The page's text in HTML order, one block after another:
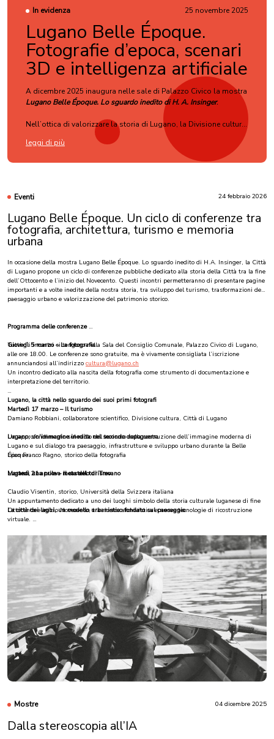
In evidenza 25 novembre 2025
Lugano Belle Époque.
Fotografie d’epoca, scenari
3D e intelligenza artificiale
A dicembre 2025 inaugura nelle sale di Palazzo Civico la mostra
Lugano Belle Époque. Lo sguardo inedito di H. A. Insinger.
Nell’ottica di valorizzare la storia di Lugano, la Divisione cultura
presenta un nuovo allestimento dedicato alle fotografie
realizzate dal turista olandese
Hermann Albrecht Insinger
tra il
1892 e il 1901. Le sue immagini offrono uno sguardo originale
Grazie alla collaborazione con lo
Stadtarchiv di Bielefeld
(Germania), dove sono conservati i negativi originali, la mostra
propone una selezione di circa ottanta fotografie, tra le più
interessanti e rappresentative delle oltre trecento scattate a
Lugano e nei dintorni.
L’esposizione è accompagnata da un ricco catalogo illustrato
pubblicato in coedizione con Fontana Edizioni che
approfondisce il contesto storico e culturale dell’epoca.
possibilità di entrare virtualmente in alcuni spazi del
L’esposizione rappresenta la prima tappa del progettoLugano
Belle Époque, con cui la Divisione cultura intende approfondire e
valorizzare un periodo fondamentale per la storia e l’identità
contribuì a definire l’immagine moderna di Lugano.
leggi di più
Eventi 24 febbraio 2026
Lugano Belle Époque. Un ciclo di conferenze tra
fotografia, architettura, turismo e memoria
urbana
In occasione della mostra Lugano Belle Époque. Lo sguardo inedito di H.A. Insinger, la Città
di Lugano propone un ciclo di conferenze pubbliche dedicato alla storia della Città tra la fine
dell’Ottocento e l’inizio del Novecento. Questi incontri permetteranno di presentare pagine
importanti e a volte inedite della nostra storia, tra sviluppo del turismo, trasformazioni del
paesaggio urbano e valorizzazione del patrimonio storico.
Programma delle conferenze
Tutti gli incontri si tengono nella Sala del Consiglio Comunale, Palazzo Civico di Lugano,
alle ore 18.00. Le conferenze sono gratuite, ma è vivamente consigliata l’iscrizione
annunciandosi all’indirizzo cultura@lugano.ch
Giovedì 5 marzo – La fotografia
Un incontro dedicato alla nascita della fotografia come strumento di documentazione e
interpretazione del territorio.
Lugano, la città nello sguardo dei suoi primi fotografi
Damiano Robbiani, collaboratore scientifico, Divisione cultura, Città di Lugano
Lugano, un’immagine inedita nel secondo dopoguerra
Gian Franco Ragno, storico della fotografia
Martedì 17 marzo – Il turismo
Un approfondimento sul ruolo del turismo nella costruzione dell’immagine moderna di
Lugano e sul dialogo tra paesaggio, infrastrutture e sviluppo urbano durante la Belle
Époque.
Lugano, una nuova meta del turismo
Claudio Visentin, storico, Università della Svizzera italiana
La città dei laghi, un modello urbanistico fondato sul paesaggio
Martedì 21 aprile – Il castello di Trevano
Un appuntamento dedicato a uno dei luoghi simbolo della storia culturale luganese di fine
Ottocento e inizio Novecento, tra ricerca archivistica e nuove tecnologie di ricostruzione
virtuale.
Il «Tenimento» di Trevano. Vicende e documenti di un Castello scomparso
Endrio Ruggiero, Capo ufficio, Ufficio dei beni culturali, Cantone del Ticino
Fabio Jermini, collaboratore scientifico, Ufficio dei beni culturali, Cantone del Ticino
Dentro il castello di Trevano. Un percorso virtuale
Roberto Gorini, AI Secure Farm/ Extensa
Roberto Giavarini, Original Land/Extensa
Mostre
04 dicembre 2025
Dalla stereoscopia all’IA